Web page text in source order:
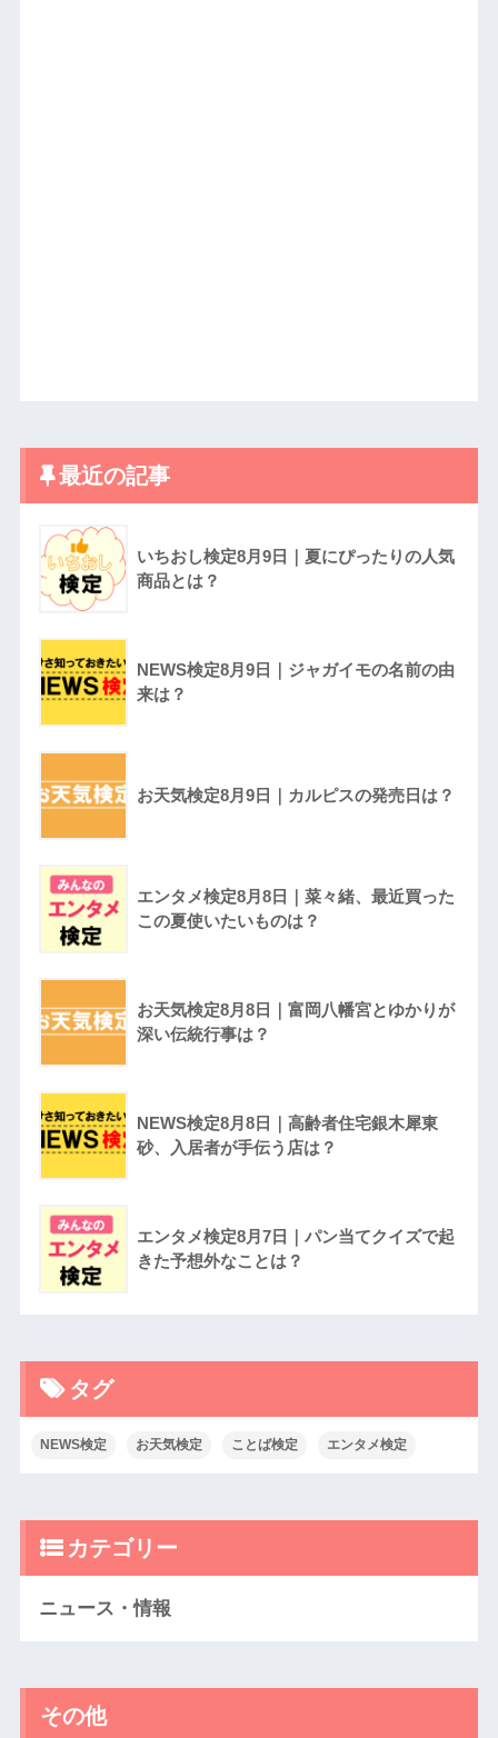
最近の記事
いちおし検定8月9日｜夏にぴったりの人気
商品とは？
NEWS検定8月9日｜ジャガイモの名前の由
来は？
お天気検定8月9日｜カルピスの発売日は？
エンタメ検定8月8日｜菜々緒、最近買った
この夏使いたいものは？
お天気検定8月8日｜富岡八幡宮とゆかりが
深い伝統行事は？
NEWS検定8月8日｜高齢者住宅銀木犀東
砂、入居者が手伝う店は？
エンタメ検定8月7日｜パン当てクイズで起
きた予想外なことは？
タグ
NEWS検定 お天気検定 ことば検定 エンタメ検定
カテゴリー
ニュース・情報
その他